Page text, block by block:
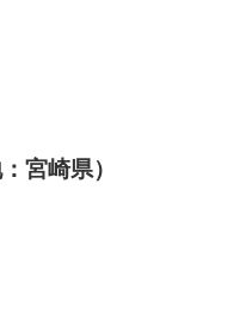
宮崎県）